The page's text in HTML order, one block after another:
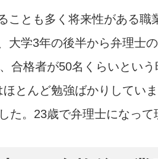
ことも多く将来性がある職
大学3年の後半から弁理士
合格者が50名くらいとい
とんど勉強ばかりしてい
た。23歳で弁理士になって